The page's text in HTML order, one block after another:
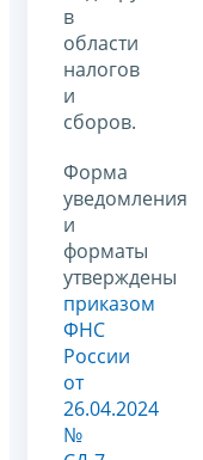
в
области
налогов
и
сборов.
Форма
уведомления
и
форматы
утверждены
приказом
ФНС
России
от
26.04.2024
№